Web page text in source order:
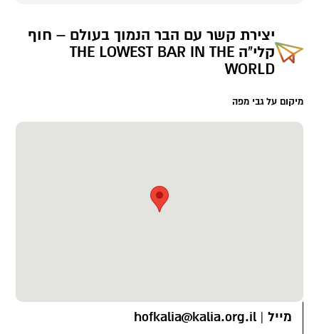
יצירת קשר עם הבר הנמוך בעולם – חוף
קלי"ה THE LOWEST BAR IN THE
WORLD
מיקום על גבי מפה
מייל |
hofkalia@kalia.org.il